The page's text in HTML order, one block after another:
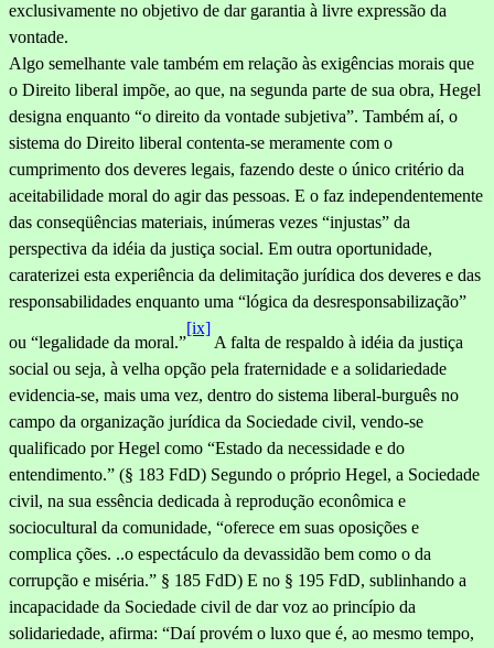
exclusivamente no objetivo de dar garantia à livre expressão da
vontade.
Algo semelhante vale também em relação às exigências morais que
o Direito liberal impõe, ao que, na segunda parte de sua obra, Hegel
designa enquanto “o direito da vontade subjetiva”. Também aí, o
sistema do Direito liberal contenta-se meramente com o
cumprimento dos deveres legais, fazendo deste o único critério da
aceitabilidade mo­ral do agir das pessoas. E o faz independentemente
das conseqüências materiais, inúmeras vezes “injustas” da
perspectiva da idéia da jus­tiça social. Em outra oportunidade,
caraterizei esta experiência da delimitação jurídica dos deveres e das
responsabilidades enquanto uma “lógica da desresponsabilização”
ou “legalidade da moral.”
[ix]
A falta de respaldo à idéia da justiça
social ou seja, à velha opção pela fraternidade e a solidariedade
evidencia-se, mais uma vez, dentro do sistema liberal-burguês no
campo da organização jurídica da Sociedade civil, vendo-se
qualificado por Hegel como “Estado da necessidade e do
entendimento.” (§ 183 FdD) Segundo o próprio Hegel, a Sociedade
civil, na sua essência dedicada à reprodução econômica e
sociocultural da comunidade, “oferece em suas oposições e
complica ções. ..o espectáculo da devassidão bem como o da
corrupção e miséria.” § 185 FdD) E no § 195 FdD, sublinhando a
incapacidade da Sociedade civil de dar voz ao princípio da
solidariedade, afirma: “Daí provém o luxo que é, ao mesmo tempo,